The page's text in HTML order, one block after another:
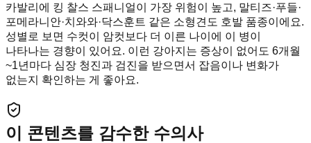
카발리에 킹 찰스 스패니얼이 가장 위험이 높고, 말티즈·푸들·
포메라니안·치와와·닥스훈트 같은 소형견도 호발 품종이에요.
성별로 보면 수컷이 암컷보다 더 이른 나이에 이 병이
나타나는 경향이 있어요. 이런 강아지는 증상이 없어도 6개월
~1년마다 심장 청진과 검진을 받으면서 잡음이나 변화가
없는지 확인하는 게 좋아요.
이 콘텐츠를 감수한 수의사